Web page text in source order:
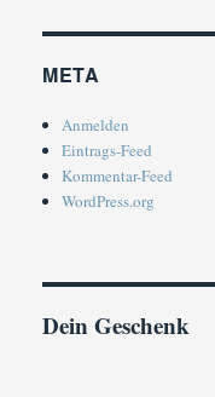
META
Anmelden
Eintrags-Feed
Kommentar-Feed
WordPress.org
Dein Geschenk